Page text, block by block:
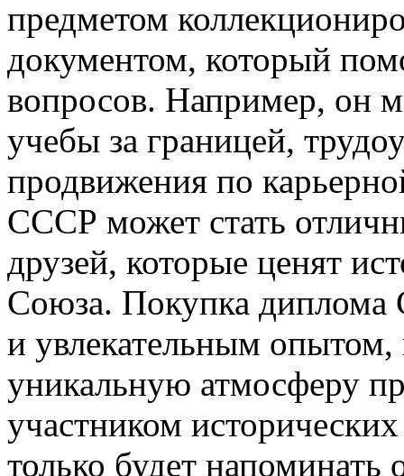
предметом
документом, который
вопросов. Например, он
учебы за границей,
продвижения по
СССР может стать
друзей, которые ценят
Союза. Покупка
и увлекательным опытом,
уникальную атмосферу
участником
только будет